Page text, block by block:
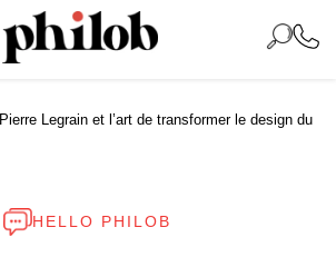
Pierre Legrain et l’art de transformer le design du
HELLO PHILOB